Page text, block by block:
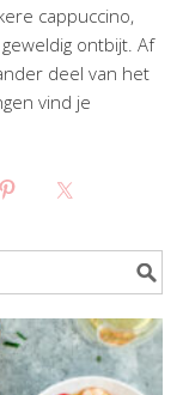
cappuccino,
ontbijt. Af
deel van het
vind je